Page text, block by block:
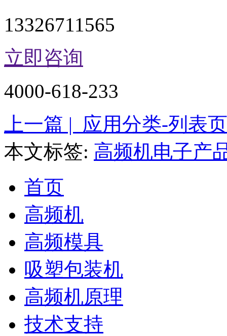
13326711565
立即咨询
4000-618-233
上一篇 | 应用分类-列表页
本文标签: 高频机电子产
首页
高频机
高频模具
吸塑包装机
高频机原理
技术支持